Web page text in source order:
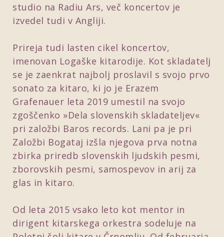
studio na Radiu Ars, več koncertov je
izvedel tudi v Angliji.
Prireja tudi lasten cikel koncertov,
imenovan Logaške kitarodije. Kot skladatelj
se je zaenkrat najbolj proslavil s svojo prvo
sonato za kitaro, ki jo je Erazem
Grafenauer leta 2019 umestil na svojo
zgoščenko »Dela slovenskih skladateljev«
pri založbi Baros records. Lani pa je pri
Založbi Bogataj izšla njegova prva notna
zbirka priredb slovenskih ljudskih pesmi,
zborovskih pesmi, samospevov in arij za
glas in kitaro.
Od leta 2015 vsako leto kot mentor in
dirigent kitarskega orkestra sodeluje na